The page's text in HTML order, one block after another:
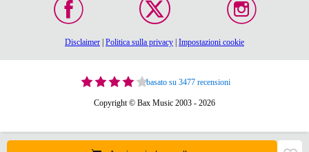
Disclaimer | Politica sulla privacy | Impostazioni cookie
basato su 3477 recensioni
Copyright © Bax Music 2003 - 2026